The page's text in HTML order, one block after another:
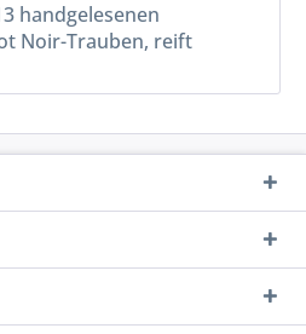
handgelesenen
Noir-Trauben, reift